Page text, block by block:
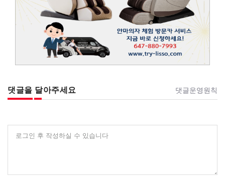
댓글을 달아주세요 댓글운영원칙
로그인 후 작성하실 수 있습니다